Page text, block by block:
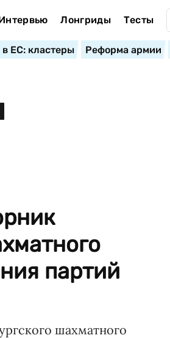
Лонгриды Тесты
ЕС: кластеры Реформа армии
партий
шахматного